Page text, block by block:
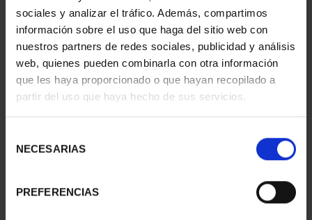
sociales y analizar el tráfico. Además, compartimos
información sobre el uso que haga del sitio web con
nuestros partners de redes sociales, publicidad y análisis
web, quienes pueden combinarla con otra información
que les haya proporcionado o que hayan recopilado a
partir del uso que haya hecho de sus servicios.
NECESARIAS
PREFERENCIAS
CITIES - ALCALÁ DE
HENARE...
€73.00
CITIES - CORDOBA
€73.00